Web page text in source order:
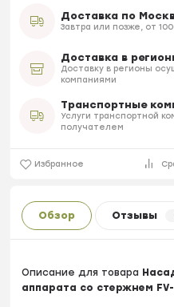
Доставка по
Завтра или позже, от
Доставка в
Доставку в регионы
компаниями
Транспортные
Услуги транспортной
получателем
Избранное
Обзор Отзывы
Описание для товара
аппарата со стержнем FV-